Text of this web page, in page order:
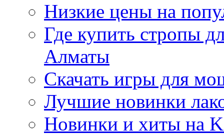
Низкие цены на
Где купить стропы
Алматы
Скачать игры для
Лучшие новинки
Новинки и хиты на